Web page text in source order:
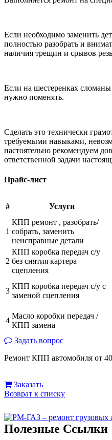
Если необходимо заменить
полностью разобрать и
наличия трещин и срывов
Если на шестеренках сломаны
нужно поменять.
Сделать это технически
требуемыми навыками,
настоятельно рекомендуем
ответственной задачи
Прайс-лист
# Услуги
1
КПП ремонт , разобрать/
собрать, заменить
неисправные детали
2
КПП коробка передач с/у
без снятия картера
сцепления
3
КПП коробка передач с/у с
заменой сцепления
4
Масло коробки передач /
КПП замена
Задать вопрос
Ремонт КПП автомобиля от
Заказать
Возврат к списку
Полезные Ссылки